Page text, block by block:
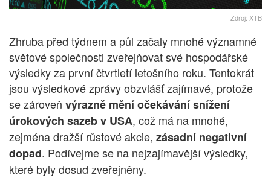
Zdroj: XTB
Zhruba před týdnem a půl začaly mnohé významné
světové společnosti zveřejňovat své hospodářské
výsledky za první čtvrtletí letošního roku. Tentokrát
jsou výsledkové zprávy obzvlášť zajímavé, protože
se zároveň výrazně mění očekávání snížení
úrokových sazeb v USA, což má na mnohé,
zejména dražší růstové akcie, zásadní negativní
dopad. Podívejme se na nejzajímavější výsledky,
které byly dosud zveřejněny.